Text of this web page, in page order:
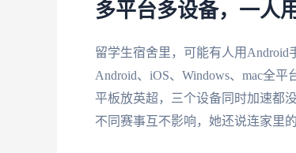
多平台多设备，一人
留学生宿舍里，可能有人用Android
Android、iOS、Windows、mac全
平板放英超，三个设备同时加速都
不同赛事互不影响，她还说连家里